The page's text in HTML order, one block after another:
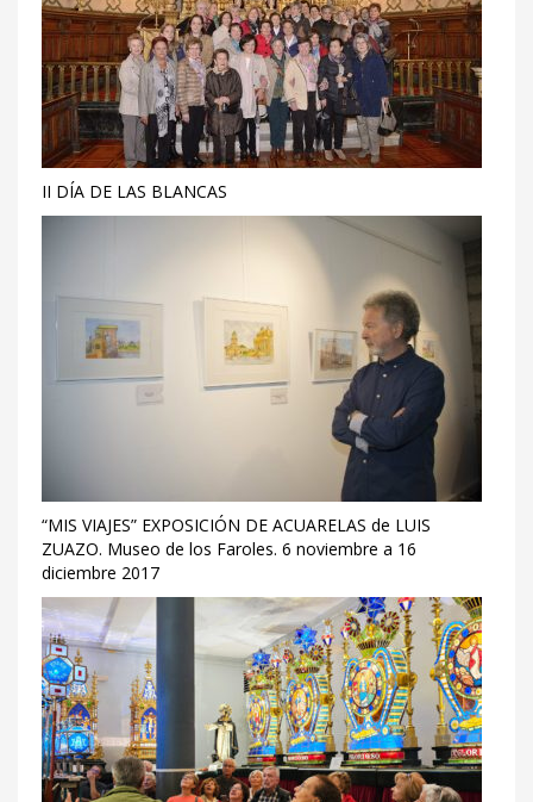
II DÍA DE LAS BLANCAS
“MIS VIAJES” EXPOSICIÓN DE ACUARELAS de LUIS
ZUAZO. Museo de los Faroles. 6 noviembre a 16
diciembre 2017